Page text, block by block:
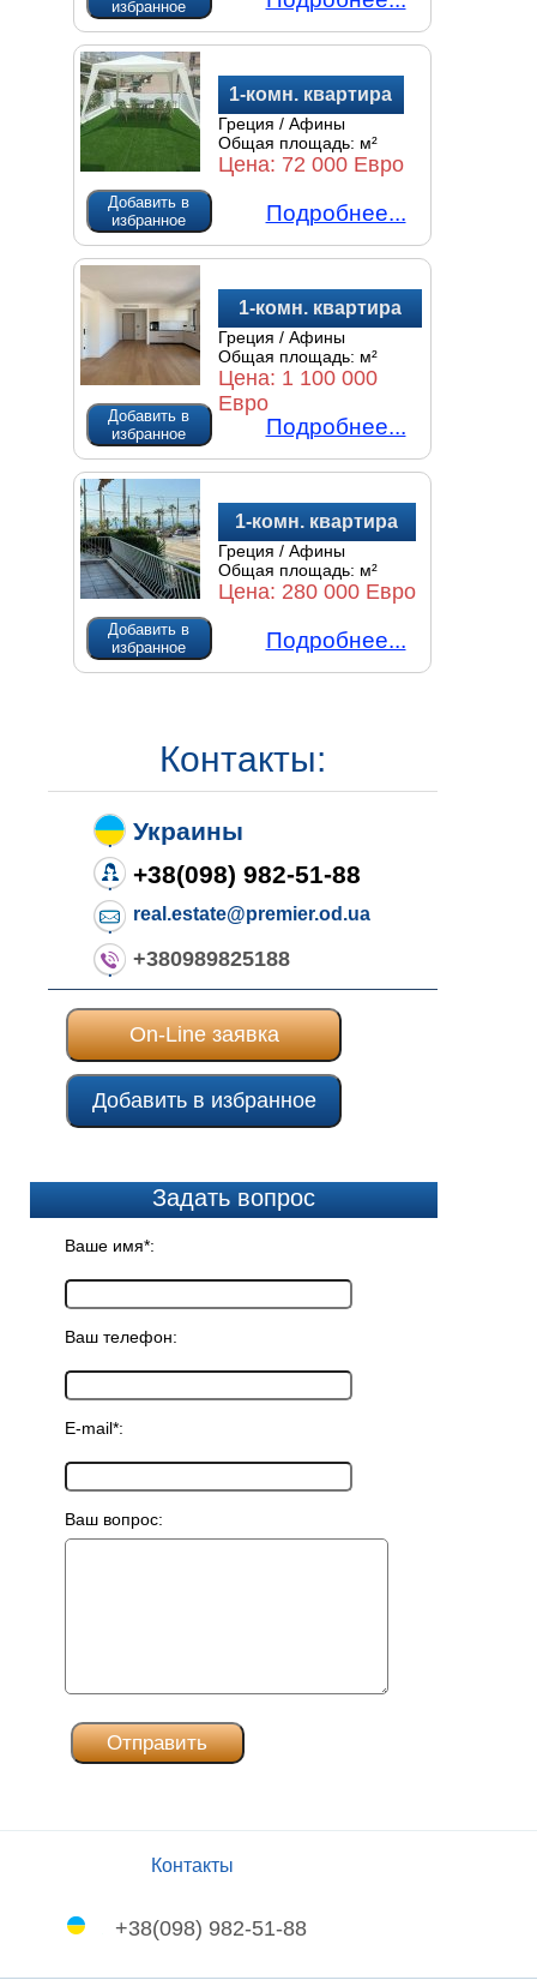
избранное
1-комн. квартира
Греция / Афины
Общая площадь: м²
Цена: 72 000 Евро
Подробнее...
Добавить в
избранное
1-комн. квартира
Греция / Афины
Общая площадь: м²
Цена: 1 100 000
Евро
Подробнее...
Добавить в
избранное
1-комн. квартира
Греция / Афины
Общая площадь: м²
Цена: 280 000 Евро
Подробнее...
Добавить в
избранное
Контакты:
Украины
+38(098) 982-51-88
real.estate@premier.od.ua
+380989825188
On-Line заявка
Добавить в избранное
Задать вопрос
Ваше имя*:
Ваш телефон:
E-mail*:
Ваш вопрос:
Контакты
+38(098) 982-51-88